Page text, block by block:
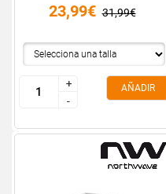
23,99€ 31,99€
+
-
+
-
AÑADIR